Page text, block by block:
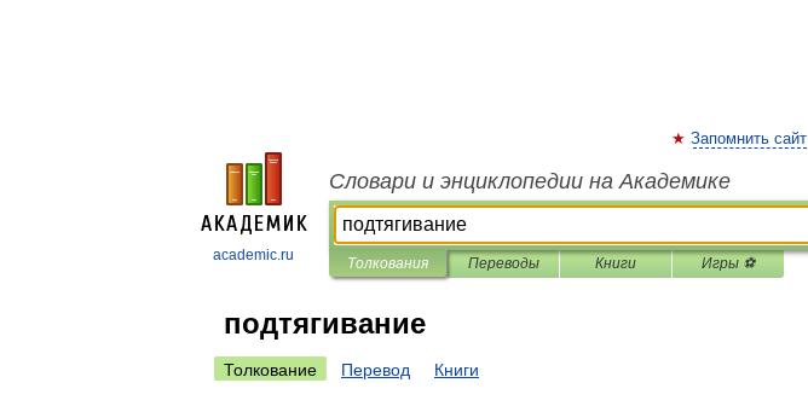
academic.ru
Запомнить сайт
Словари и энциклопедии на Академике
Толкования Переводы Книги Игры ⚽
подтягивание
Толкование Перевод Книги